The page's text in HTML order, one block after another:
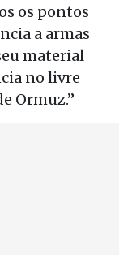
os pontos
a armas
material
no livre
Ormuz.”